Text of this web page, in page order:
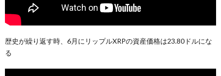
歴史が繰り返す時、6月にリップルXRPの資産価格は23.80ドルにな
る